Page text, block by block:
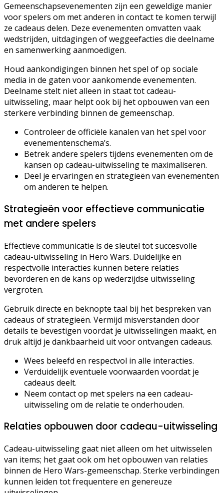
Gemeenschapsevenementen zijn een geweldige manier
voor spelers om met anderen in contact te komen terwijl
ze cadeaus delen. Deze evenementen omvatten vaak
wedstrijden, uitdagingen of weggeefacties die deelname
en samenwerking aanmoedigen.
Houd aankondigingen binnen het spel of op sociale
media in de gaten voor aankomende evenementen.
Deelname stelt niet alleen in staat tot cadeau-
uitwisseling, maar helpt ook bij het opbouwen van een
sterkere verbinding binnen de gemeenschap.
Controleer de officiële kanalen van het spel voor
evenementenschema’s.
Betrek andere spelers tijdens evenementen om de
kansen op cadeau-uitwisseling te maximaliseren.
Deel je ervaringen en strategieën van evenementen
om anderen te helpen.
Strategieën voor effectieve communicatie
met andere spelers
Effectieve communicatie is de sleutel tot succesvolle
cadeau-uitwisseling in Hero Wars. Duidelijke en
respectvolle interacties kunnen betere relaties
bevorderen en de kans op wederzijdse uitwisseling
vergroten.
Gebruik directe en beknopte taal bij het bespreken van
cadeaus of strategieën. Vermijd misverstanden door
details te bevestigen voordat je uitwisselingen maakt, en
druk altijd je dankbaarheid uit voor ontvangen cadeaus.
Wees beleefd en respectvol in alle interacties.
Verduidelijk eventuele voorwaarden voordat je
cadeaus deelt.
Neem contact op met spelers na een cadeau-
uitwisseling om de relatie te onderhouden.
Relaties opbouwen door cadeau-uitwisseling
Cadeau-uitwisseling gaat niet alleen om het uitwisselen
van items; het gaat ook om het opbouwen van relaties
binnen de Hero Wars-gemeenschap. Sterke verbindingen
kunnen leiden tot frequentere en genereuze